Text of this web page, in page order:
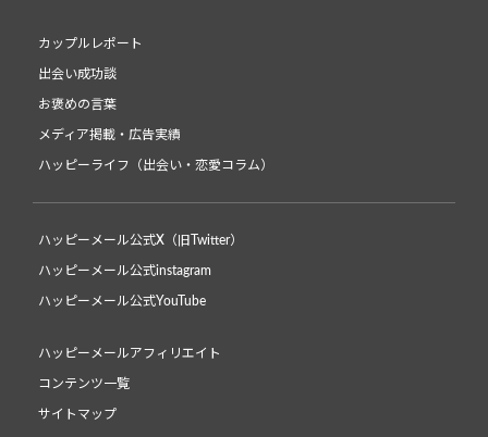
カップルレポート
出会い成功談
お褒めの言葉
メディア掲載・広告実績
ハッピーライフ（出会い・恋愛コラム）
ハッピーメール公式X（旧Twitter）
ハッピーメール公式instagram
ハッピーメール公式YouTube
ハッピーメールアフィリエイト
コンテンツ一覧
サイトマップ